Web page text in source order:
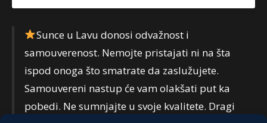
Sunce u Lavu donosi odvažnost i
samouverenost. Nemojte pristajati ni na šta
ispod onoga što smatrate da zaslužujete.
Samouvereni nastup će vam olakšati put ka
pobedi. Ne sumnjajte u svoje kvalitete. Dragi